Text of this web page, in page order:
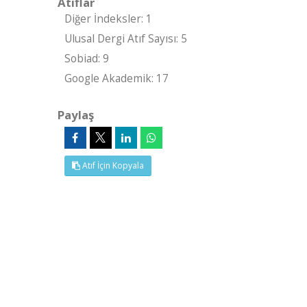
Diğer İndeksler: 1
Ulusal Dergi Atıf Sayısı: 5
Sobiad: 9
Google Akademik: 17
Paylaş
Atıf İçin Kopyala